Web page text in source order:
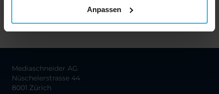
Anpassen
Mediaschneider AG
Nüschelerstrasse 44
8001 Zürich